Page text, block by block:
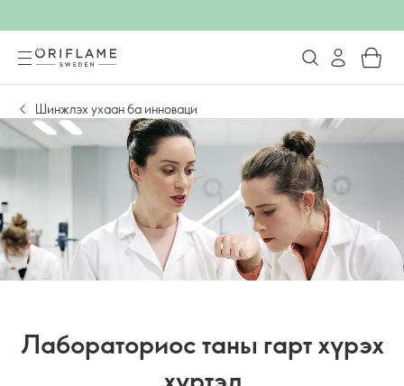
Шинжлэх ухаан ба инноваци
Лабораториос таны гарт хүрэх